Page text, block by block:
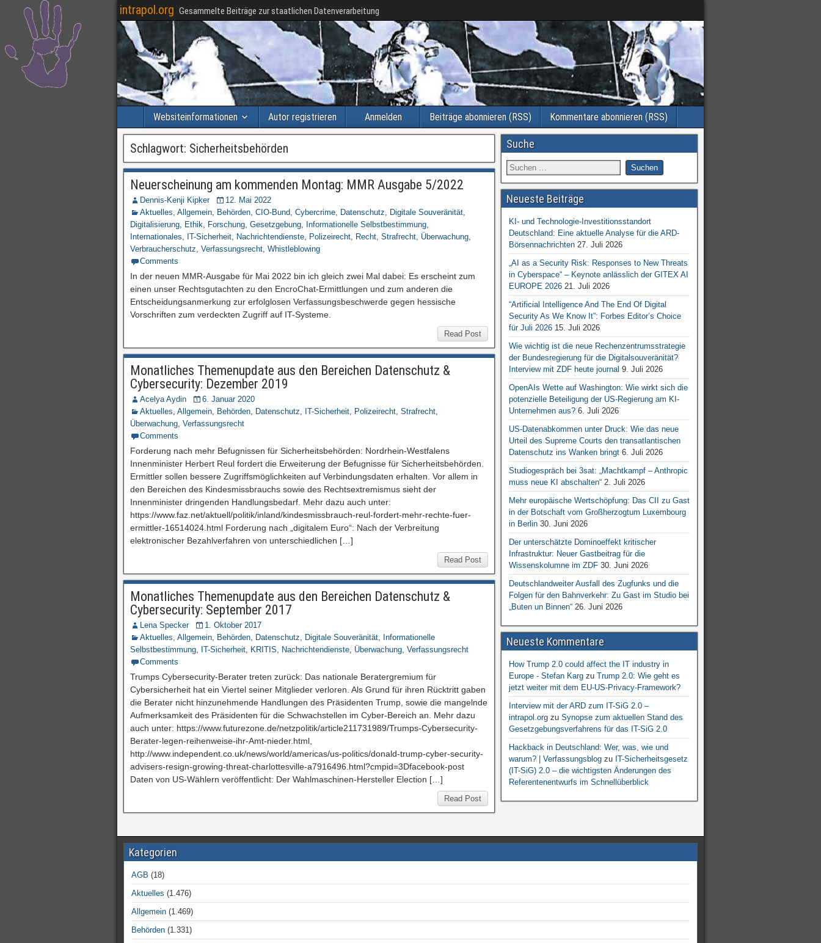
intrapol.org Gesammelte Beiträge zur staatlichen Datenverarbeitung
Websiteinformationen Autor registrieren Anmelden Beiträge abonnieren (RSS) Kommentare abonnieren (RSS)
Schlagwort: Sicherheitsbehörden
Neuerscheinung am kommenden Montag: MMR Ausgabe 5/2022
Dennis-Kenji Kipker
12. Mai 2022
Aktuelles, Allgemein, Behörden, CIO-Bund, Cybercrime, Datenschutz, Digitale Souveränität,
Digitalisierung, Ethik, Forschung, Gesetzgebung, Informationelle Selbstbestimmung,
Internationales, IT-Sicherheit, Nachrichtendienste, Polizeirecht, Recht, Strafrecht, Überwachung,
Verbraucherschutz, Verfassungsrecht, Whistleblowing
Comments
In der neuen MMR-Ausgabe für Mai 2022 bin ich gleich zwei Mal dabei: Es erscheint zum
einen unser Rechtsgutachten zu den EncroChat-Ermittlungen und zum anderen die
Entscheidungsanmerkung zur erfolglosen Verfassungsbeschwerde gegen hessische
Vorschriften zum verdeckten Zugriff auf IT-Systeme.
Read Post
Monatliches Themenupdate aus den Bereichen Datenschutz &
Cybersecurity: Dezember 2019
Acelya Aydin
6. Januar 2020
Aktuelles, Allgemein, Behörden, Datenschutz, IT-Sicherheit, Polizeirecht, Strafrecht,
Überwachung, Verfassungsrecht
Comments
Forderung nach mehr Befugnissen für Sicherheitsbehörden: Nordrhein-Westfalens
Innenminister Herbert Reul fordert die Erweiterung der Befugnisse für Sicherheitsbehörden.
Ermittler sollen bessere Zugriffsmöglichkeiten auf Verbindungsdaten erhalten. Vor allem in
den Bereichen des Kindesmissbrauchs sowie des Rechtsextremismus sieht der
Innenminister dringenden Handlungsbedarf. Mehr dazu auch unter:
https://www.faz.net/aktuell/politik/inland/kindesmissbrauch-reul-fordert-mehr-rechte-fuer-
ermittler-16514024.html Forderung nach „digitalem Euro“: Nach der Verbreitung
elektronischer Bezahlverfahren von unterschiedlichen […]
Read Post
Monatliches Themenupdate aus den Bereichen Datenschutz &
Cybersecurity: September 2017
Lena Specker
1. Oktober 2017
Aktuelles, Allgemein, Behörden, Datenschutz, Digitale Souveränität, Informationelle
Selbstbestimmung, IT-Sicherheit, KRITIS, Nachrichtendienste, Überwachung, Verfassungsrecht
Comments
Trumps Cybersecurity-Berater treten zurück: Das nationale Beratergremium für
Cybersicherheit hat ein Viertel seiner Mitglieder verloren. Als Grund für ihren Rücktritt gaben
die Berater nicht hinzunehmende Handlungen des Präsidenten Trump, sowie die mangelnde
Aufmerksamkeit des Präsidenten für die Schwachstellen im Cyber-Bereich an. Mehr dazu
auch unter: https://www.futurezone.de/netzpolitik/article211731989/Trumps-Cybersecurity-
Berater-legen-reihenweise-ihr-Amt-nieder.html,
http://www.independent.co.uk/news/world/americas/us-politics/donald-trump-cyber-security-
advisers-resign-growing-threat-charlottesville-a7916496.html?cmpid=3Dfacebook-post
Daten von US-Wählern veröffentlicht: Der Wahlmaschinen-Hersteller Election […]
Read Post
Suche
Neueste Beiträge
KI- und Technologie-Investitionsstandort
Deutschland: Eine aktuelle Analyse für die ARD-
Börsennachrichten 27. Juli 2026
„AI as a Security Risk: Responses to New Threats
in Cyberspace“ – Keynote anlässlich der GITEX AI
EUROPE 2026 21. Juli 2026
“Artificial Intelligence And The End Of Digital
Security As We Know It”: Forbes Editor’s Choice
für Juli 2026 15. Juli 2026
Wie wichtig ist die neue Rechenzentrumsstrategie
der Bundesregierung für die Digitalsouveränität?
Interview mit ZDF heute journal 9. Juli 2026
OpenAIs Wette auf Washington: Wie wirkt sich die
potenzielle Beteiligung der US-Regierung am KI-
Unternehmen aus? 6. Juli 2026
US-Datenabkommen unter Druck: Wie das neue
Urteil des Supreme Courts den transatlantischen
Datenschutz ins Wanken bringt 6. Juli 2026
Studiogespräch bei 3sat: „Machtkampf – Anthropic
muss neue KI abschalten“ 2. Juli 2026
Mehr europäische Wertschöpfung: Das CII zu Gast
in der Botschaft vom Großherzogtum Luxembourg
in Berlin 30. Juni 2026
Der unterschätzte Dominoeffekt kritischer
Infrastruktur: Neuer Gastbeitrag für die
Wissenskolumne im ZDF 30. Juni 2026
Deutschlandweiter Ausfall des Zugfunks und die
Folgen für den Bahnverkehr: Zu Gast im Studio bei
„Buten un Binnen“ 26. Juni 2026
Neueste Kommentare
How Trump 2.0 could affect the IT industry in
Europe - Stefan Kargzu Trump 2.0: Wie geht es
jetzt weiter mit dem EU-US-Privacy-Framework?
Interview mit der ARD zum IT-SiG 2.0 –
intrapol.orgzu Synopse zum aktuellen Stand des
Gesetzgebungsverfahrens für das IT-SiG 2.0
Hackback in Deutschland: Wer, was, wie und
warum? | Verfassungsblogzu IT-Sicherheitsgesetz
(IT-SiG) 2.0 – die wichtigsten Änderungen des
Referentenentwurfs im Schnellüberblick
Kategorien
AGB (18)
Aktuelles (1.476)
Allgemein (1.469)
Behörden (1.331)